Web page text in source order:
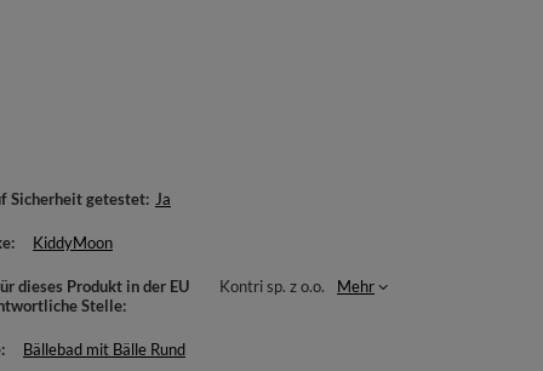
Sicherheit getestet Ja
KiddyMoon
dieses Produkt in der EU
Stelle
Kontri sp. z o.o. Mehr
Bällebad mit Bälle Rund